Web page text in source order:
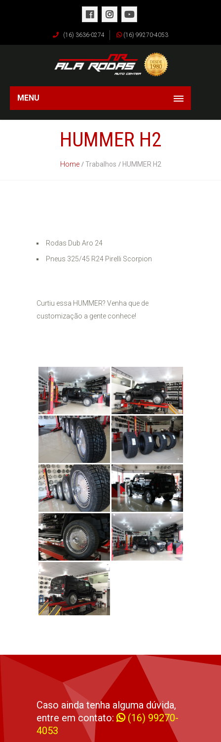
(16) 3636-0274 (16) 99270-4053
MENU
HUMMER H2
Home Trabalhos HUMMER H2
Rodas Dub Aro 24
Pneus 325/45 R24 Pirelli Scorpion
Curtiu essa HUMMER? Venha que de
customização a gente conhece!
Caso ainda tenha alguma dúvida,
entre em contato:
(16) 99270-
4053